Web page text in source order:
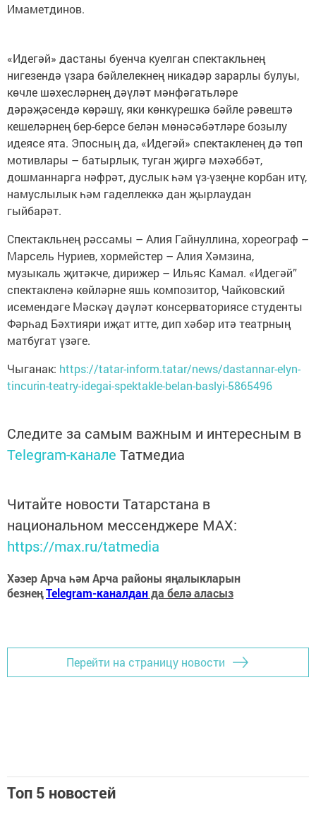
Имаметдинов.
«Идегәй» дастаны буенча куелган спектакльнең
нигезендә үзара бәйлелекнең никадәр зарарлы булуы,
көчле шәхесләрнең дәүләт мәнфәгатьләре
дәрәҗәсендә көрәшү, яки көнкүрешкә бәйле рәвештә
кешеләрнең бер-берсе белән мөнәсәбәтләре бозылу
идеясе ята. Эпосның да, «Идегәй» спектакленең дә төп
мотивлары – батырлык, туган җиргә мәхәббәт,
дошманнарга нәфрәт, дуслык һәм үз-үзеңне корбан итү,
намуслылык һәм гаделлеккә дан җырлаудан
гыйбарәт.
Спектакльнең рәссамы – Алия Гайнуллина, хореограф –
Марсель Нуриев, хормейстер – Алия Хәмзина,
музыкаль җитәкче, дирижер – Ильяс Камал. «Идегәй”
спектакленә көйләрне яшь композитор, Чайковский
исемендәге Мәскәү дәүләт консерваториясе студенты
Фәрһад Бәхтияри иҗат итте, дип хәбәр итә театрның
матбугат үзәге.
Чыганак: https://tatar-inform.tatar/news/dastannar-elyn-
tincurin-teatry-idegai-spektakle-belan-baslyi-5865496
Следите за самым важным и интересным в
Telegram-канале Татмедиа
Читайте новости Татарстана в
национальном мессенджере MАХ:
https://max.ru/tatmedia
Хәзер Арча һәм Арча районы яңалыкларын
безнеңTelegram-каналданда белә аласыз
Перейти на страницу новости
Топ 5 новостей